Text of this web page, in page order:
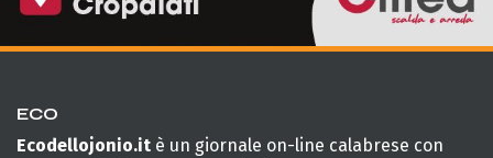
ECO
Ecodellojonio.it è un giornale on-line calabrese con